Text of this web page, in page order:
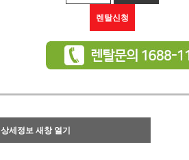
렌탈신청
상세정보 새창 열기